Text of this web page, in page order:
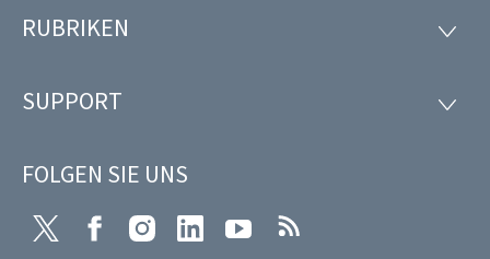
Footer
RUBRIKEN
SUPPORT
FOLGEN SIE UNS
Twitter FacebookInstagramLinkedIn Youtube